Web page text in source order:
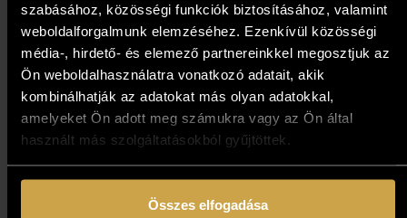
szabásához, közösségi funkciók biztosításához, valamint
weboldalforgalmunk elemzéséhez. Ezenkívül közösségi
média-, hirdető- és elemező partnereinkkel megosztjuk az
Ön weboldalhasználatra vonatkozó adatait, akik
kombinálhatják az adatokat más olyan adatokkal,
amelyeket Ön adott meg számukra vagy az Ön által
használt más szolgáltatásokból gyűjtöttek.
Összes elfogadása